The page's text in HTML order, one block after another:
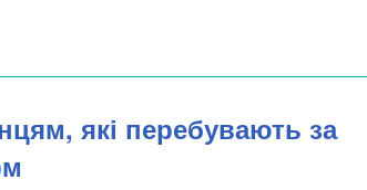
які перебувають за